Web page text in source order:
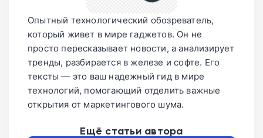
Опытный технологический обозреватель,
который живет в мире гаджетов. Он не
просто пересказывает новости, а анализирует
тренды, разбирается в железе и софте. Его
тексты — это ваш надежный гид в мире
технологий, помогающий отделить важные
открытия от маркетингового шума.
Ещё статьи автора